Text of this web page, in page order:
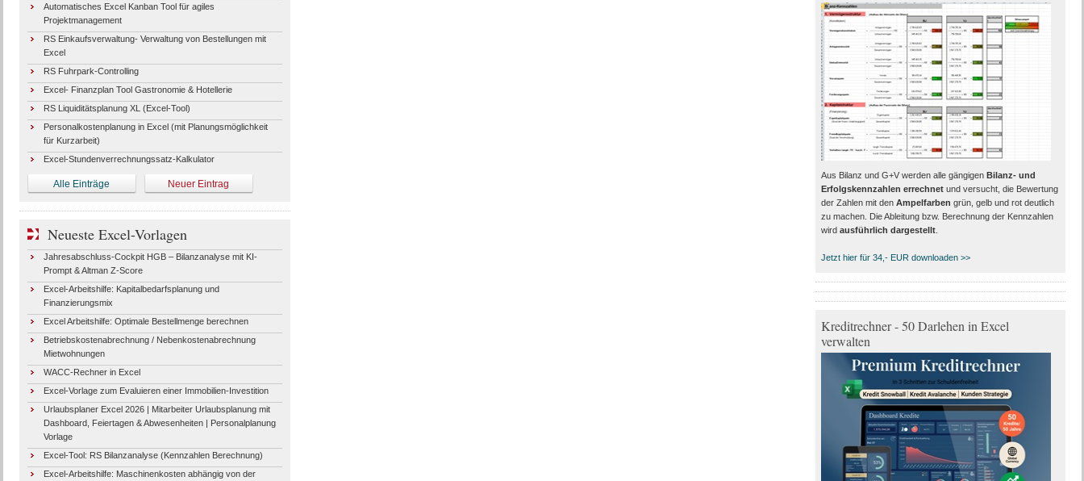
Automatisches Excel Kanban Tool für agiles
Projektmanagement
RS Einkaufsverwaltung- Verwaltung von Bestellungen mit
Excel
RS Fuhrpark-Controlling
Excel- Finanzplan Tool Gastronomie & Hotellerie
RS Liquiditätsplanung XL (Excel-Tool)
Personalkostenplanung in Excel (mit Planungsmöglichkeit
für Kurzarbeit)
Excel-Stundenverrechnungssatz-Kalkulator
Alle Einträge Neuer Eintrag
Neueste Excel-Vorlagen
Jahresabschluss-Cockpit HGB – Bilanzanalyse mit KI-
Prompt & Altman Z-Score
Excel-Arbeitshilfe: Kapitalbedarfsplanung und
Finanzierungsmix
Excel Arbeitshilfe: Optimale Bestellmenge berechnen
Betriebskostenabrechnung / Nebenkostenabrechnung
Mietwohnungen
WACC-Rechner in Excel
Excel-Vorlage zum Evaluieren einer Immobilien-Investition
Urlaubsplaner Excel 2026 | Mitarbeiter Urlaubsplanung mit
Dashboard, Feiertagen & Abwesenheiten | Personalplanung
Vorlage
Excel-Tool: RS Bilanzanalyse (Kennzahlen Berechnung)
Excel-Arbeitshilfe: Maschinenkosten abhängig von der
Aus Bilanz und G+V werden alle gängigen Bilanz- und
Erfolgskennzahlen errechnetund versucht, die Bewertung
der Zahlen mit den Ampelfarben grün, gelb und rot deutlich
zu machen. Die Ableitung bzw. Berechnung der Kennzahlen
wird ausführlich dargestellt.
Jetzt hier für 34,- EUR downloaden >>
Kreditrechner - 50 Darlehen in Excel
verwalten